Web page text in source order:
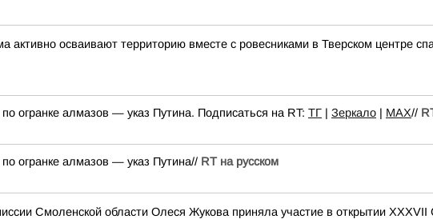
осваивают территорию вместе с ровесниками в Тверском центре
огранке алмазов — указ Путина. Подписаться на RT: ТГ | Зеркало | MAX//
огранке алмазов — указ Путина// RT на русском
Смоленской области Олеся Жукова приняла участие в открытии